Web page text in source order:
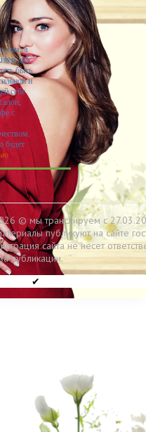
том, а
и для
быть
и
себе
с
будет
© мы транслируем с
публикуют на сайте
сайта не несет
публикации.
✔